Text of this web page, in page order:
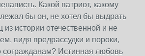
Какой патриот, какому
бы он, не хотел бы выдрать
из истории отечественной и не
видя предрассудки и пороки,
согражданам? Истинная любовь